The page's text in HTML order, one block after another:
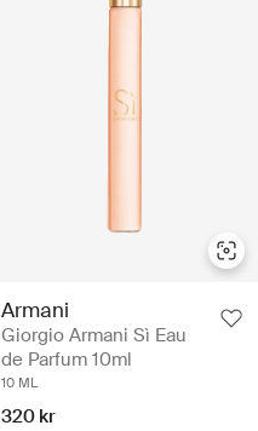
Armani
Giorgio Armani Sì Eau
de Parfum 10ml
10 ML
320 kr